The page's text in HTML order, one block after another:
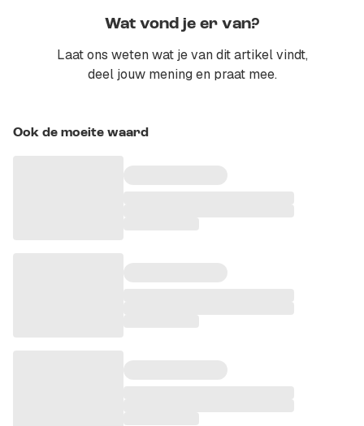
Wat vond je er van?
Laat ons weten wat je van dit artikel vindt,
deel jouw mening en praat mee.
Ook de moeite waard